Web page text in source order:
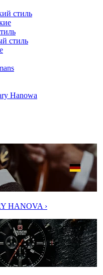
стиль
стиль
Hanowa
HANOVA ›